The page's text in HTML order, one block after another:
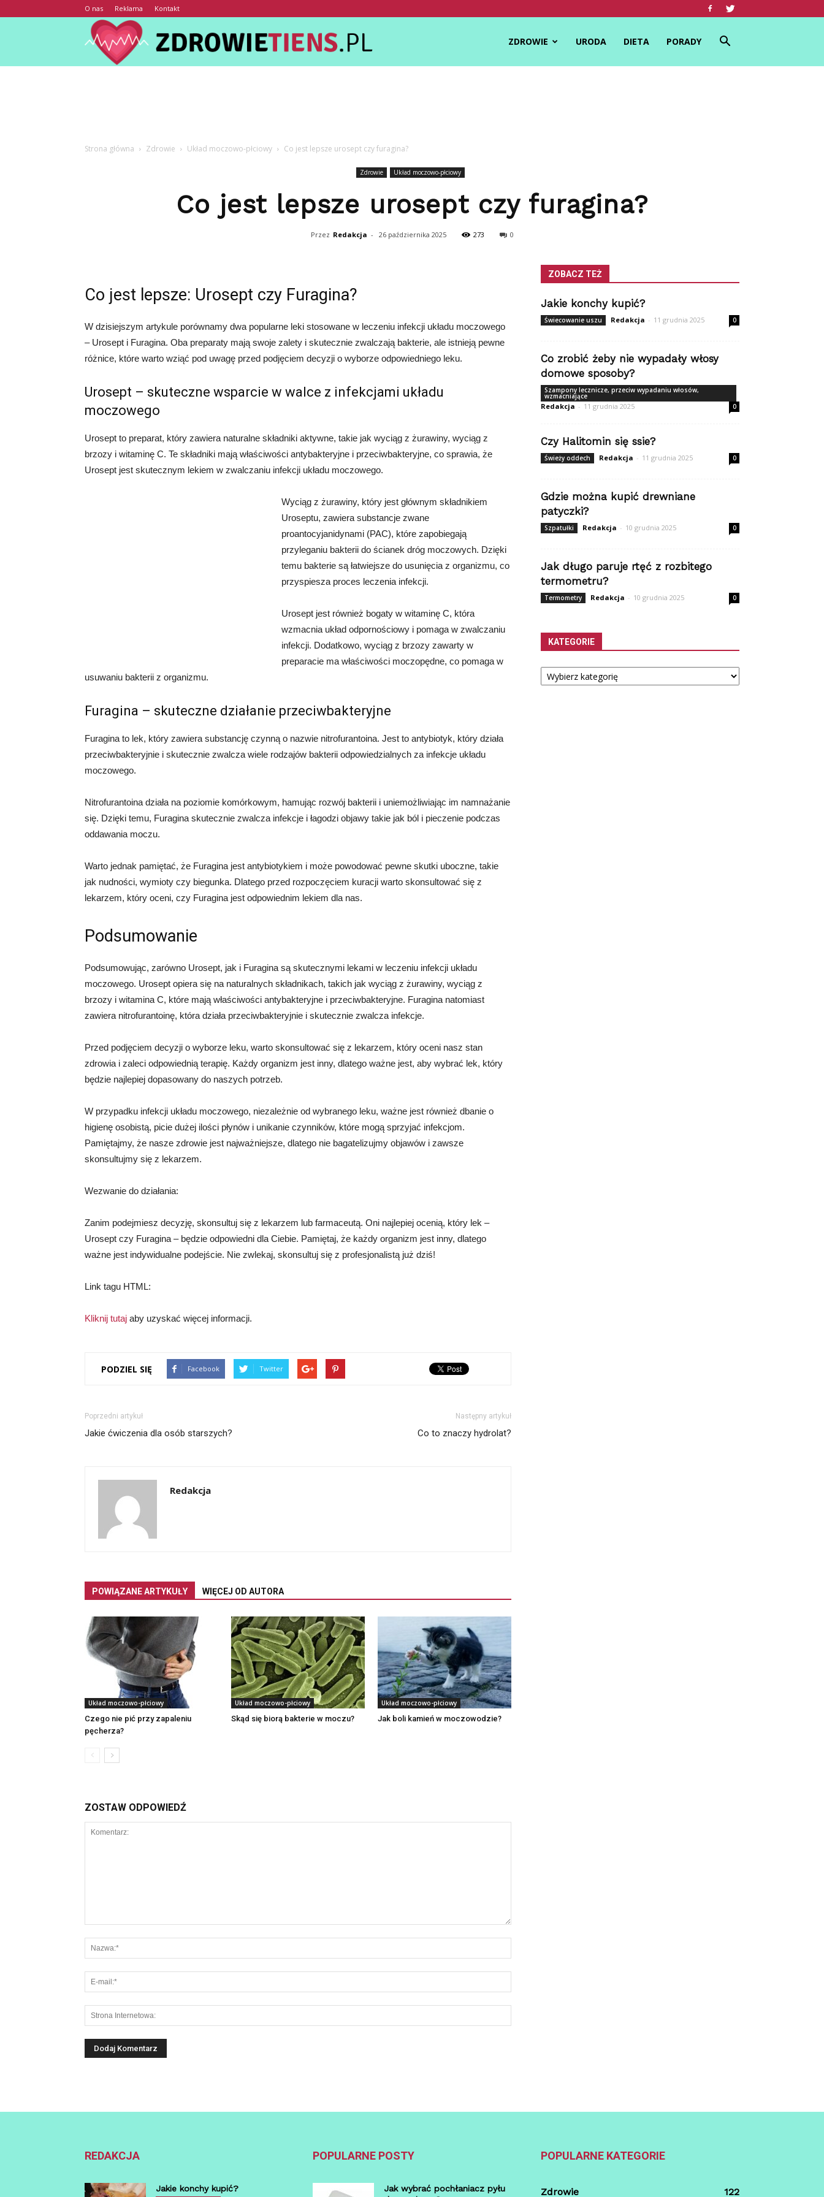
O nas Reklama Kontakt
ZDROWIE URODA DIETA PORADY
Strona główna Zdrowie Układ moczowo-płciowy Co jest lepsze urosept czy furagina?
Zdrowie Układ moczowo-płciowy
Co jest lepsze urosept czy furagina?
Przez Redakcja - 26 października 2025 273 0
Co jest lepsze: Urosept czy Furagina?
W dzisiejszym artykule porównamy dwa popularne leki stosowane w leczeniu infekcji układu moczowego
– Urosept i Furagina. Oba preparaty mają swoje zalety i skutecznie zwalczają bakterie, ale istnieją pewne
różnice, które warto wziąć pod uwagę przed podjęciem decyzji o wyborze odpowiedniego leku.
Urosept – skuteczne wsparcie w walce z infekcjami układu
moczowego
Urosept to preparat, który zawiera naturalne składniki aktywne, takie jak wyciąg z żurawiny, wyciąg z
brzozy i witaminę C. Te składniki mają właściwości antybakteryjne i przeciwbakteryjne, co sprawia, że
Urosept jest skutecznym lekiem w zwalczaniu infekcji układu moczowego.
Wyciąg z żurawiny, który jest głównym składnikiem
Uroseptu, zawiera substancje zwane
proantocyjanidynami (PAC), które zapobiegają
przyleganiu bakterii do ścianek dróg moczowych. Dzięki
temu bakterie są łatwiejsze do usunięcia z organizmu, co
przyspiesza proces leczenia infekcji.
Urosept jest również bogaty w witaminę C, która
wzmacnia układ odpornościowy i pomaga w zwalczaniu
infekcji. Dodatkowo, wyciąg z brzozy zawarty w
preparacie ma właściwości moczopędne, co pomaga w
usuwaniu bakterii z organizmu.
Furagina – skuteczne działanie przeciwbakteryjne
Furagina to lek, który zawiera substancję czynną o nazwie nitrofurantoina. Jest to antybiotyk, który działa
przeciwbakteryjnie i skutecznie zwalcza wiele rodzajów bakterii odpowiedzialnych za infekcje układu
moczowego.
Nitrofurantoina działa na poziomie komórkowym, hamując rozwój bakterii i uniemożliwiając im namnażanie
się. Dzięki temu, Furagina skutecznie zwalcza infekcje i łagodzi objawy takie jak ból i pieczenie podczas
oddawania moczu.
Warto jednak pamiętać, że Furagina jest antybiotykiem i może powodować pewne skutki uboczne, takie
jak nudności, wymioty czy biegunka. Dlatego przed rozpoczęciem kuracji warto skonsultować się z
lekarzem, który oceni, czy Furagina jest odpowiednim lekiem dla nas.
Podsumowanie
Podsumowując, zarówno Urosept, jak i Furagina są skutecznymi lekami w leczeniu infekcji układu
moczowego. Urosept opiera się na naturalnych składnikach, takich jak wyciąg z żurawiny, wyciąg z
brzozy i witamina C, które mają właściwości antybakteryjne i przeciwbakteryjne. Furagina natomiast
zawiera nitrofurantoinę, która działa przeciwbakteryjnie i skutecznie zwalcza infekcje.
Przed podjęciem decyzji o wyborze leku, warto skonsultować się z lekarzem, który oceni nasz stan
zdrowia i zaleci odpowiednią terapię. Każdy organizm jest inny, dlatego ważne jest, aby wybrać lek, który
będzie najlepiej dopasowany do naszych potrzeb.
W przypadku infekcji układu moczowego, niezależnie od wybranego leku, ważne jest również dbanie o
higienę osobistą, picie dużej ilości płynów i unikanie czynników, które mogą sprzyjać infekcjom.
Pamiętajmy, że nasze zdrowie jest najważniejsze, dlatego nie bagatelizujmy objawów i zawsze
skonsultujmy się z lekarzem.
Wezwanie do działania:
Zanim podejmiesz decyzję, skonsultuj się z lekarzem lub farmaceutą. Oni najlepiej ocenią, który lek –
Urosept czy Furagina – będzie odpowiedni dla Ciebie. Pamiętaj, że każdy organizm jest inny, dlatego
ważne jest indywidualne podejście. Nie zwlekaj, skonsultuj się z profesjonalistą już dziś!
Link tagu HTML:
Kliknij tutaj aby uzyskać więcej informacji.
PODZIEL SIĘ Facebook Twitter
Poprzedni artykuł
Jakie ćwiczenia dla osób starszych?
Następny artykuł
Co to znaczy hydrolat?
Redakcja
POWIĄZANE ARTYKUŁY WIĘCEJ OD AUTORA
Układ moczowo-płciowy
Czego nie pić przy zapaleniu
pęcherza?
Układ moczowo-płciowy
Skąd się biorą bakterie w moczu?
Układ moczowo-płciowy
Jak boli kamień w moczowodzie?
ZOSTAW ODPOWIEDŹ
ZOBACZ TEŻ
Jakie konchy kupić?
Świecowanie uszu Redakcja - 11 grudnia 2025 0
Co zrobić żeby nie wypadały włosy
domowe sposoby?
Szampony lecznicze, przeciw wypadaniu włosów,
wzmacniające
Redakcja - 11 grudnia 2025 0
Czy Halitomin się ssie?
Świeży oddech Redakcja - 11 grudnia 2025 0
Gdzie można kupić drewniane
patyczki?
Szpatułki Redakcja - 10 grudnia 2025 0
Jak długo paruje rtęć z rozbitego
termometru?
Termometry Redakcja - 10 grudnia 2025 0
KATEGORIE
Kategorie
REDAKCJA
Jakie konchy kupić?
POPULARNE POSTY
Jak wybrać pochłaniacz pyłu
POPULARNE KATEGORIE
Zdrowie 122